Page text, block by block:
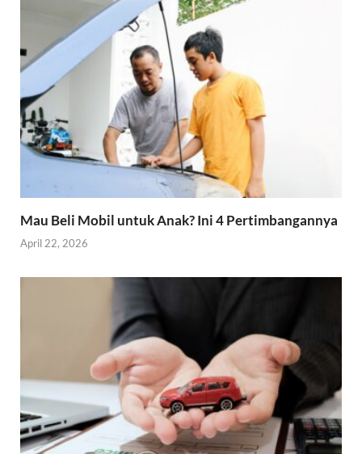
Mau Beli Mobil untuk Anak? Ini 4 Pertimbangannya
April 22, 2026